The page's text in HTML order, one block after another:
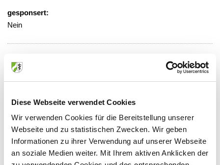
Diese Webseite verwendet Cookies
Wir verwenden Cookies für die Bereitstellung unserer
Webseite und zu statistischen Zwecken. Wir geben
Informationen zu ihrer Verwendung auf unserer Webseite
an soziale Medien weiter. Mit Ihrem aktiven Anklicken der
gesponsert:
Nein
World Conference Center Bonn
Platz der Vereinten Nationen 2, 53113
Anbieter: